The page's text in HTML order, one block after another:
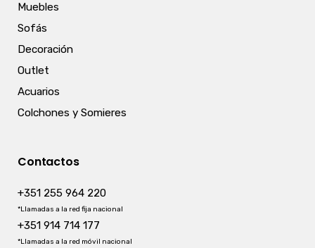
Muebles
Sofás
Decoración
Outlet
Acuarios
Colchones y Somieres
Contactos
+351 255 964 220
*Llamadas a la red fija nacional
+351 914 714 177
*Llamadas a la red móvil nacional